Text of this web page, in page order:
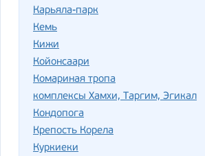
Карьяла-парк
Кемь
Кижи
Койонсаари
Комариная тропа
комплексы Хамхи, Таргим, Эгикал
Кондопога
Крепость Корела
Куркиеки